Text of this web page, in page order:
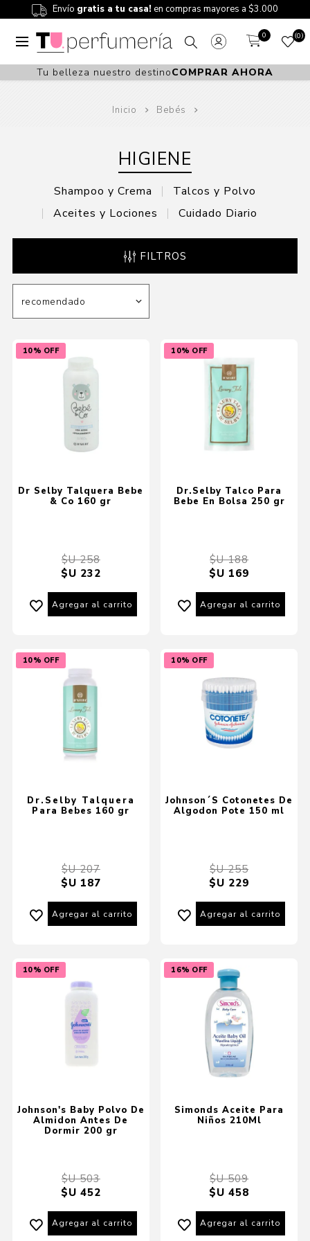
Envío gratis a tu casa! en compras mayores a $3.000
0 0
Tu belleza nuestro destinoCOMPRAR AHORA
Inicio Bebés
HIGIENE
Shampoo y Crema
Talcos y Polvo
Aceites y Lociones
Cuidado Diario
FILTROS
10% OFF
Dr Selby Talquera Bebe
& Co 160 gr
$U 258
$U 232
Agregar al carrito
10% OFF
Dr.Selby Talco Para
Bebe En Bolsa 250 gr
$U 188
$U 169
Agregar al carrito
10% OFF
Dr.Selby Talquera
Para Bebes 160 gr
$U 207
$U 187
Agregar al carrito
10% OFF
Johnson´S Cotonetes De
Algodon Pote 150 ml
$U 255
$U 229
Agregar al carrito
10% OFF
Johnson's Baby Polvo De
Almidon Antes De
Dormir 200 gr
$U 503
$U 452
Agregar al carrito
16% OFF
Simonds Aceite Para
Niños 210Ml
$U 509
$U 458
Agregar al carrito